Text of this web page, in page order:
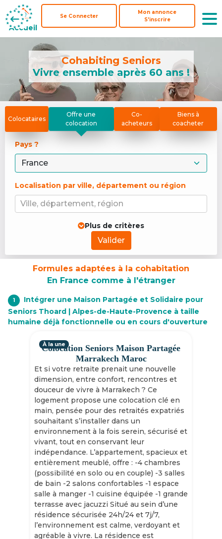
Accueil
Se Connecter
Mon annonce
S'inscrire
Accueil
Se Connecter
Mon annonce
S'inscrire
Cohabiting Seniors
Vivre ensemble après 60 ans !
Colocataires
Offre une
colocation
Co-
acheteurs
Biens à
coacheter
Pays ?
Localisation par ville, département ou région
Ville, département, région
Plus de critères
Valider
Formules adaptées à la cohabitation
En France comme à l'étranger
1
Intégrer une Maison Partagée et Solidaire pour
Seniors Thoard | Alpes-de-Haute-Provence à taille
humaine déjà fonctionnelle ou en cours d'ouverture
Colocation Seniors Maison Partagée
Marrakech Maroc
Et si votre retraite prenait une nouvelle
dimension, entre confort, rencontres et
douceur de vivre à Marrakech ? Ce
logement propose une colocation clé en
main, pensée pour des retraités expatriés
souhaitant s’installer dans un
environnement à la fois serein, sécurisé et
vivant, tout en conservant leur
indépendance. L’appartement, spacieux et
entièrement meublé, offre : -4 chambres
(possibilité en solo ou en couple) -3 salles
de bain -2 salons confortables -1 espace
salle à manger -1 cuisine équipée -1 grande
terrasse avec jacuzzi Situé au sein d’une
résidence sécurisée 24h/24 et 7j/7,
l’environnement est calme, verdoyant et
agréable à vivre. La résidence est
À la une